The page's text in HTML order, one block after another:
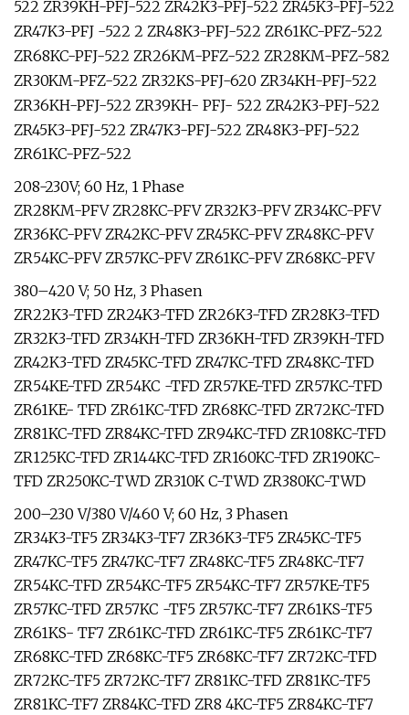
522 ZR39KH-PFJ-522 ZR42K3-PFJ-522 ZR45K3-PFJ-522
ZR47K3-PFJ -522 2 ZR48K3-PFJ-522 ZR61KC-PFZ-522
ZR68KC-PFJ-522 ZR26KM-PFZ-522 ZR28KM-PFZ-582
ZR30KM-PFZ-522 ZR32KS-PFJ-620 ZR34KH-PFJ-522
ZR36KH-PFJ-522 ZR39KH- PFJ- 522 ZR42K3-PFJ-522
ZR45K3-PFJ-522 ZR47K3-PFJ-522 ZR48K3-PFJ-522
ZR61KC-PFZ-522
208-230V; 60 Hz, 1 Phase
ZR28KM-PFV ZR28KC-PFV ZR32K3-PFV ZR34KC-PFV
ZR36KC-PFV ZR42KC-PFV ZR45KC-PFV ZR48KC-PFV
ZR54KC-PFV ZR57KC-PFV ZR61KC-PFV ZR68KC-PFV
380–420 V; 50 Hz, 3 Phasen
ZR22K3-TFD ZR24K3-TFD ZR26K3-TFD ZR28K3-TFD
ZR32K3-TFD ZR34KH-TFD ZR36KH-TFD ZR39KH-TFD
ZR42K3-TFD ZR45KC-TFD ZR47KC-TFD ZR48KC-TFD
ZR54KE-TFD ZR54KC -TFD ZR57KE-TFD ZR57KC-TFD
ZR61KE- TFD ZR61KC-TFD ZR68KC-TFD ZR72KC-TFD
ZR81KC-TFD ZR84KC-TFD ZR94KC-TFD ZR108KC-TFD
ZR125KC-TFD ZR144KC-TFD ZR160KC-TFD ZR190KC-
TFD ZR250KC-TWD ZR310K C-TWD ZR380KC-TWD
200–230 V/380 V/460 V; 60 Hz, 3 Phasen
ZR34K3-TF5 ZR34K3-TF7 ZR36K3-TF5 ZR45KC-TF5
ZR47KC-TF5 ZR47KC-TF7 ZR48KC-TF5 ZR48KC-TF7
ZR54KC-TFD ZR54KC-TF5 ZR54KC-TF7 ZR57KE-TF5
ZR57KC-TFD ZR57KC -TF5 ZR57KC-TF7 ZR61KS-TF5
ZR61KS- TF7 ZR61KC-TFD ZR61KC-TF5 ZR61KC-TF7
ZR68KC-TFD ZR68KC-TF5 ZR68KC-TF7 ZR72KC-TFD
ZR72KC-TF5 ZR72KC-TF7 ZR81KC-TFD ZR81KC-TF5
ZR81KC-TF7 ZR84KC-TFD ZR8 4KC-TF5 ZR84KC-TF7